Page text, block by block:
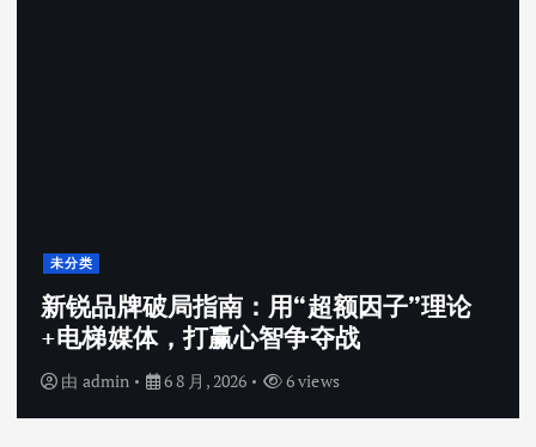
未分类
新锐品牌破局指南：用“超额因子”理论
+电梯媒体，打赢心智争夺战
由 admin 6 8 月, 2026 6 views